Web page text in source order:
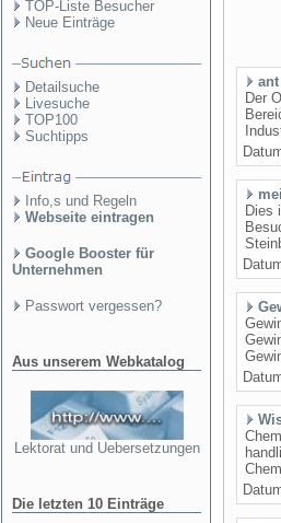
TOP-Liste Besucher
Neue Einträge
Detailsuche
Livesuche
TOP100
Suchtipps
Info,s und Regeln
Webseite eintragen
Google Booster für
Unternehmen
Passwort vergessen?
Aus unserem Webkatalog
Lektorat und Uebersetzungen
Die letzten 10 Einträge
Der
Dies